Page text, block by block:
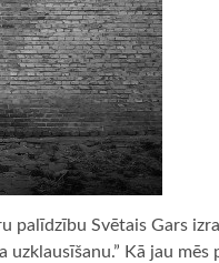
palīdzību Svētais Gars
Kā jau mēs